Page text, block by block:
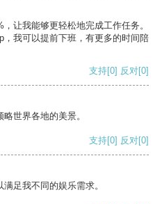
让我能够更轻松地完成工作任务。
我可以提前下班，有更多的时间陪
支持[0] 反对[0]
世界各地的美景。
支持[0] 反对[0]
足我不同的娱乐需求。